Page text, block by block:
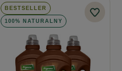
BESTSELLER
100% NATURALNY